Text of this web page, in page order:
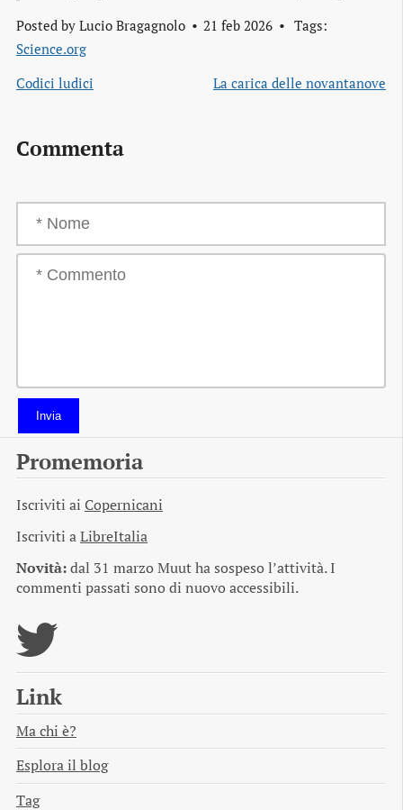
Posted by Lucio Bragagnolo 21 feb 2026
Tags:
Science.org
Codici ludici
La carica delle novantanove
Commenta
Invia
Promemoria
Iscriviti ai Copernicani
Iscriviti aLibreItalia
Novità:dal 31 marzo Muut ha sospeso l’attività. I
commenti passati sono di nuovo accessibili.
Link
Ma chi è?
Esplora il blog
Tag